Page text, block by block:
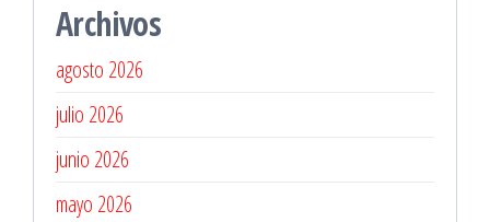
para
Archivos
agosto 2026
julio 2026
junio 2026
mayo 2026